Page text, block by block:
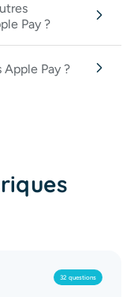
Pay ?
Pay ?
32 questions